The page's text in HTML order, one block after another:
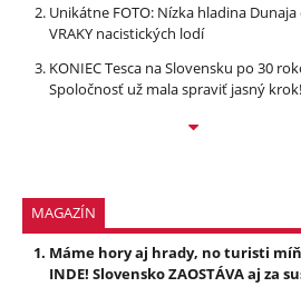
Unikátne FOTO: Nízka hladina
VRAKY nacistických lodí
KONIEC Tesca na Slovensku po 30
Spoločnosť už mala spraviť jasný krok!
MAGAZÍN
Máme hory aj hrady, no turisti
INDE! Slovensko ZAOSTÁVA aj za